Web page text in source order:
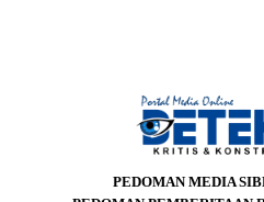
PEDOMAN MEDIA